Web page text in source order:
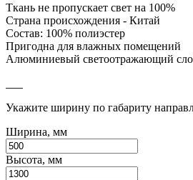
Ткань не пропускает свет на 100%
Страна происхождения - Китай
Состав: 100% полиэстер
Пригодна для влажных помещений
Алюминиевый светоотражающий
Укажите ширину по габариту
Ширина, мм
Высота, мм